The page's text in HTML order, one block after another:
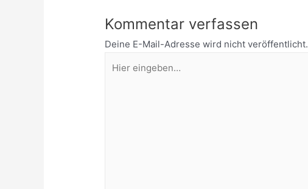
Kommentar verfassen
Deine E-Mail-Adresse wird nicht veröffentlicht.